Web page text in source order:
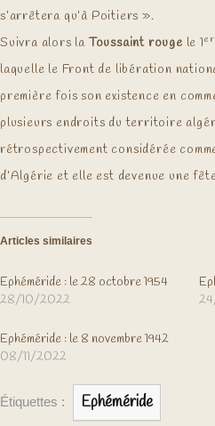
s’arrêtera qu’à Poitiers ».
Suivra alors laToussaint rouge le 1er
laquelle le Front de libération
première fois son existence en
plusieurs endroits du territoire
rétrospectivement considérée
d’Algérie et elle est devenue une
Articles similaires
Ephéméride : le 28 octobre 1954
28/10/2022
Ephéméride : le 8 novembre 1942
08/11/2022
Étiquettes : Ephéméride